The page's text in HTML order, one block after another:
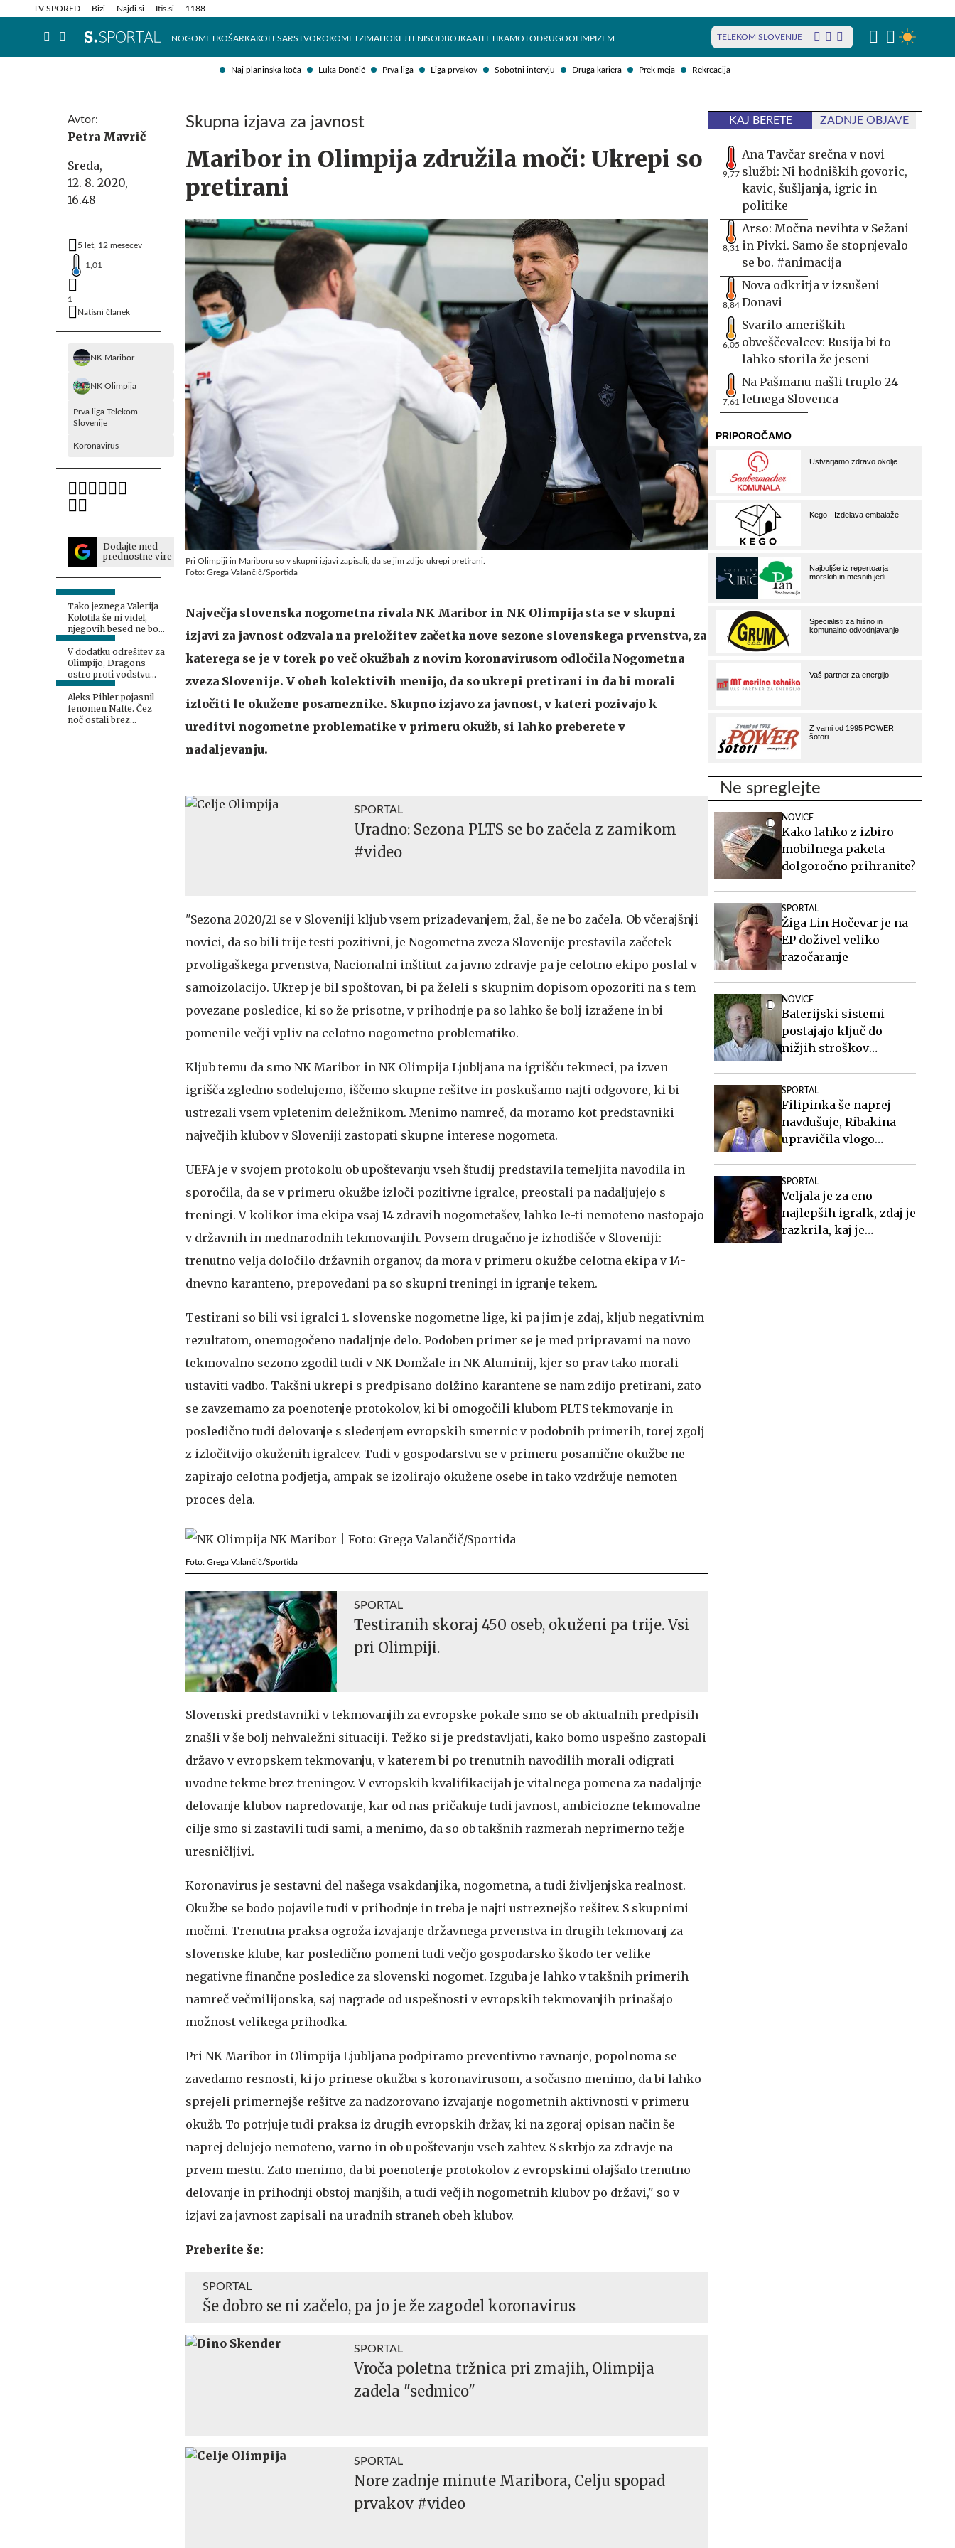
Naj planinska koča Luka Dončić Prva liga Liga prvakov Sobotni intervju Druga kariera Prek meja Rekreacija
TV SPORED Bizi Najdi.si Itis.si 1188
NOGOMETKOŠARKAKOLESARSTVOROKOMETZIMAHOKEJTENISODBOJKAATLETIKAMOTODRUGOOLIMPIZEM TELEKOM SLOVENIJE
Info in obvestila Tehnik
Avtor:
Petra Mavrič
Sreda,
12. 8. 2020,
16.48
5 let, 12 mesecev
1,01
1
Natisni članek
NK Maribor
NK Olimpija
Prva liga Telekom
Slovenije
Koronavirus
Dodajte med
prednostne vire
Tako jeznega Valerija
Kolotila še ni videl,
njegovih besed ne bo
pozabil nikoli
V dodatku odrešitev za
Olimpijo, Dragons
ostro proti vodstvu
kluba
Aleks Pihler pojasnil
fenomen Nafte. Čez
noč ostali brez
Skupna izjava za javnost
Maribor in Olimpija združila moči: Ukrepi so
pretirani
Pri Olimpiji in Mariboru so v skupni izjavi zapisali, da se jim zdijo ukrepi pretirani.
Foto: Grega Valančič/Sportida
Največja slovenska nogometna rivala NK Maribor in NK Olimpija sta se v skupni
izjavi za javnost odzvala na preložitev začetka nove sezone slovenskega prvenstva, za
katerega se je v torek po več okužbah z novim koronavirusom odločila Nogometna
zveza Slovenije. V obeh kolektivih menijo, da so ukrepi pretirani in da bi morali
izločiti le okužene posameznike. Skupno izjavo za javnost, v kateri pozivajo k
ureditvi nogometne problematike v primeru okužb, si lahko preberete v
nadaljevanju.
SPORTAL
Uradno: Sezona PLTS se bo začela z zamikom
#video
"Sezona 2020/21 se v Sloveniji kljub vsem prizadevanjem, žal, še ne bo začela. Ob včerajšnji
novici, da so bili trije testi pozitivni, je Nogometna zveza Slovenije prestavila začetek
prvoligaškega prvenstva, Nacionalni inštitut za javno zdravje pa je celotno ekipo poslal v
samoizolacijo. Ukrep je bil spoštovan, bi pa želeli s skupnim dopisom opozoriti na s tem
povezane posledice, ki so že prisotne, v prihodnje pa so lahko še bolj izražene in bi
pomenile večji vpliv na celotno nogometno problematiko.
Kljub temu da smo NK Maribor in NK Olimpija Ljubljana na igrišču tekmeci, pa izven
igrišča zgledno sodelujemo, iščemo skupne rešitve in poskušamo najti odgovore, ki bi
ustrezali vsem vpletenim deležnikom. Menimo namreč, da moramo kot predstavniki
največjih klubov v Sloveniji zastopati skupne interese nogometa.
UEFA je v svojem protokolu ob upoštevanju vseh študij predstavila temeljita navodila in
sporočila, da se v primeru okužbe izloči pozitivne igralce, preostali pa nadaljujejo s
treningi. V kolikor ima ekipa vsaj 14 zdravih nogometašev, lahko le-ti nemoteno nastopajo
v državnih in mednarodnih tekmovanjih. Povsem drugačno je izhodišče v Sloveniji:
trenutno velja določilo državnih organov, da mora v primeru okužbe celotna ekipa v 14-
dnevno karanteno, prepovedani pa so skupni treningi in igranje tekem.
Testirani so bili vsi igralci 1. slovenske nogometne lige, ki pa jim je zdaj, kljub negativnim
rezultatom, onemogočeno nadaljnje delo. Podoben primer se je med pripravami na novo
tekmovalno sezono zgodil tudi v NK Domžale in NK Aluminij, kjer so prav tako morali
ustaviti vadbo. Takšni ukrepi s predpisano dolžino karantene se nam zdijo pretirani, zato
se zavzemamo za poenotenje protokolov, ki bi omogočili klubom PLTS tekmovanje in
posledično tudi delovanje s sledenjem evropskih smernic v podobnih primerih, torej zgolj
z izločitvijo okuženih igralcev. Tudi v gospodarstvu se v primeru posamične okužbe ne
zapirajo celotna podjetja, ampak se izolirajo okužene osebe in tako vzdržuje nemoten
proces dela.
Foto: Grega Valančič/Sportida
SPORTAL
Testiranih skoraj 450 oseb, okuženi pa trije. Vsi
pri Olimpiji.
Slovenski predstavniki v tekmovanjih za evropske pokale smo se ob aktualnih predpisih
znašli v še bolj nehvaležni situaciji. Težko si je predstavljati, kako bomo uspešno zastopali
državo v evropskem tekmovanju, v katerem bi po trenutnih navodilih morali odigrati
uvodne tekme brez treningov. V evropskih kvalifikacijah je vitalnega pomena za nadaljnje
delovanje klubov napredovanje, kar od nas pričakuje tudi javnost, ambiciozne tekmovalne
cilje smo si zastavili tudi sami, a menimo, da so ob takšnih razmerah neprimerno težje
uresničljivi.
Koronavirus je sestavni del našega vsakdanjika, nogometna, a tudi življenjska realnost.
Okužbe se bodo pojavile tudi v prihodnje in treba je najti ustreznejšo rešitev. S skupnimi
močmi. Trenutna praksa ogroža izvajanje državnega prvenstva in drugih tekmovanj za
slovenske klube, kar posledično pomeni tudi večjo gospodarsko škodo ter velike
negativne finančne posledice za slovenski nogomet. Izguba je lahko v takšnih primerih
namreč večmilijonska, saj nagrade od uspešnosti v evropskih tekmovanjih prinašajo
možnost velikega prihodka.
Pri NK Maribor in Olimpija Ljubljana podpiramo preventivno ravnanje, popolnoma se
zavedamo resnosti, ki jo prinese okužba s koronavirusom, a sočasno menimo, da bi lahko
sprejeli primernejše rešitve za nadzorovano izvajanje nogometnih aktivnosti v primeru
okužb. To potrjuje tudi praksa iz drugih evropskih držav, ki na zgoraj opisan način še
naprej delujejo nemoteno, varno in ob upoštevanju vseh zahtev. S skrbjo za zdravje na
prvem mestu. Zato menimo, da bi poenotenje protokolov z evropskimi olajšalo trenutno
delovanje in prihodnji obstoj manjših, a tudi večjih nogometnih klubov po državi," so v
izjavi za javnost zapisali na uradnih straneh obeh klubov.
Preberite še:
SPORTAL
Še dobro se ni začelo, pa jo je že zagodel koronavirus
SPORTAL
Vroča poletna tržnica pri zmajih, Olimpija
zadela "sedmico"
SPORTAL
Nore zadnje minute Maribora, Celju spopad
prvakov #video
KAJ BERETE ZADNJE OBJAVE
9,77
Ana Tavčar srečna v novi
službi: Ni hodniških govoric,
kavic, šušljanja, igric in
politike
8,31
Arso: Močna nevihta v Sežani
in Pivki. Samo še stopnjevalo
se bo. #animacija
8,84
Nova odkritja v izsušeni
Donavi
6,05
Svarilo ameriških
obveščevalcev: Rusija bi to
lahko storila že jeseni
7,61
Na Pašmanu našli truplo 24-
letnega Slovenca
Ne spreglejte
NOVICE
Kako lahko z izbiro
mobilnega paketa
dolgoročno prihranite?
SPORTAL
Žiga Lin Hočevar je na
EP doživel veliko
razočaranje
NOVICE
Baterijski sistemi
postajajo ključ do
nižjih stroškov
SPORTAL
Filipinka še naprej
navdušuje, Ribakina
upravičila vlogo
SPORTAL
Veljala je za eno
najlepših igralk, zdaj je
razkrila, kaj je